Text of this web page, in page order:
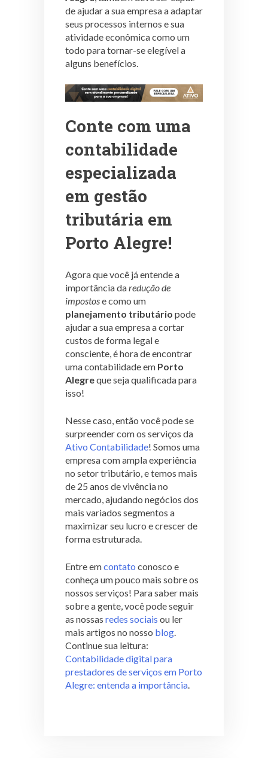
de ajudar a sua empresa a adaptar
seus processos internos e sua
atividade econômica como um
todo para tornar-se elegível a
alguns benefícios.
Conte com uma
contabilidade
especializada
em gestão
tributária em
Porto Alegre!
Agora que você já entende a
importância daredução de
impostose como um
planejamento tributário pode
ajudar a sua empresa a cortar
custos de forma legal e
consciente, é hora de encontrar
uma contabilidade em Porto
Alegreque seja qualificada para
isso!
Nesse caso, então você pode se
surpreender com os serviços da
Ativo Contabilidade! Somos uma
empresa com ampla experiência
no setor tributário, e temos mais
de 25 anos de vivência no
mercado, ajudando negócios dos
mais variados segmentos a
maximizar seu lucro e crescer de
forma estruturada.
Entre emcontato conosco e
conheça um pouco mais sobre os
nossos serviços! Para saber mais
sobre a gente, você pode seguir
as nossas redes sociais ou ler
mais artigos no nosso blog.
Continue sua leitura:
Contabilidade digital para
prestadores de serviços em Porto
Alegre: entenda a importância.